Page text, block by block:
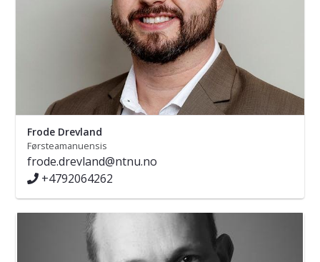
Frode Drevland
Førsteamanuensis
frode.drevland@ntnu.no
+4792064262